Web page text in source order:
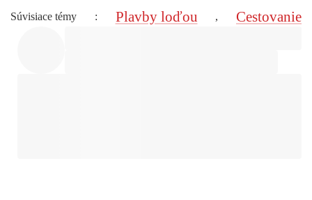
Súvisiace témy : Plavby loďou , Cestovanie